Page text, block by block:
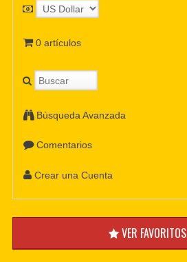
0 artículos
Búsqueda Avanzada
Comentarios
Crear una Cuenta
VER FAVORITOS